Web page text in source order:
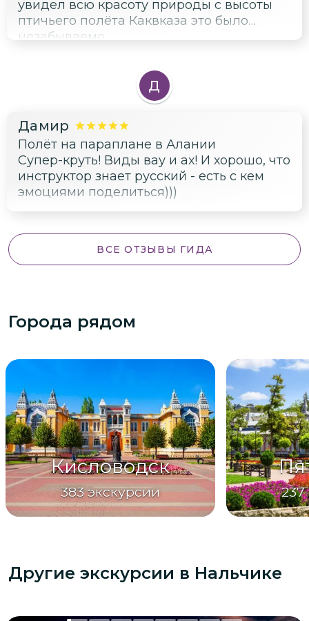
увидел всю красоту природы с высоты
птичьего полёта Каквказа это было
незабываемо.
Д
Дамир
Полёт на параплане в Алании
Супер-круть! Виды вау и ах! И хорошо, что
инструктор знает русский - есть с кем
эмоциями поделиться)))
ВСЕ ОТЗЫВЫ ГИДА
Города рядом
Кисловодск
383 экскурсии 237
Другие экскурсии в Нальчике